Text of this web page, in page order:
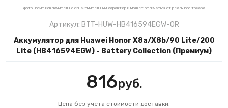
фото носит исключительно ознакомительный характер и может отличаться от реального товара
Артикул: BTT-HUW-HB416594EGW-OR
Аккумулятор для Huawei Honor X8a/X8b/90 Lite/200
Lite (HB416594EGW) - Battery Collection (Премиум)
816руб.
Цена без учета стоимости доставки.